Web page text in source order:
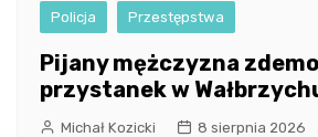
Policja Przestępstwa
Pijany mężczyzna
przystanek w
Michał Kozicki 8 sierpnia 2026